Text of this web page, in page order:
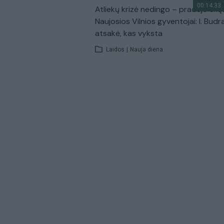
00:14:33
Atliekų krizė nedingo – pradėjo
Naujosios Vilnios gyventojai: I.
atsakė, kas vyksta
Laidos | Nauja diena